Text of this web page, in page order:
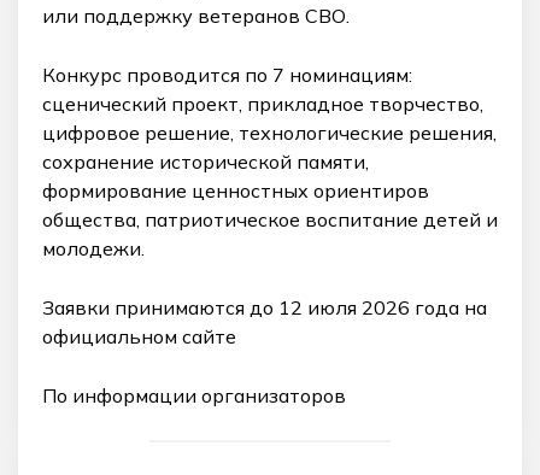
или поддержку ветеранов СВО.
Конкурс проводится по 7 номинациям:
сценический проект, прикладное творчество,
цифровое решение, технологические решения,
сохранение исторической памяти,
формирование ценностных ориентиров
общества, патриотическое воспитание детей и
молодежи.
Заявки принимаются до 12 июля 2026 года на
официальном сайте
По информации организаторов